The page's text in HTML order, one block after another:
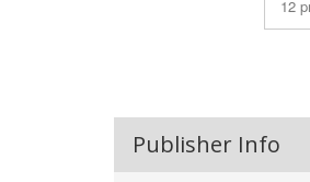
Publisher Info